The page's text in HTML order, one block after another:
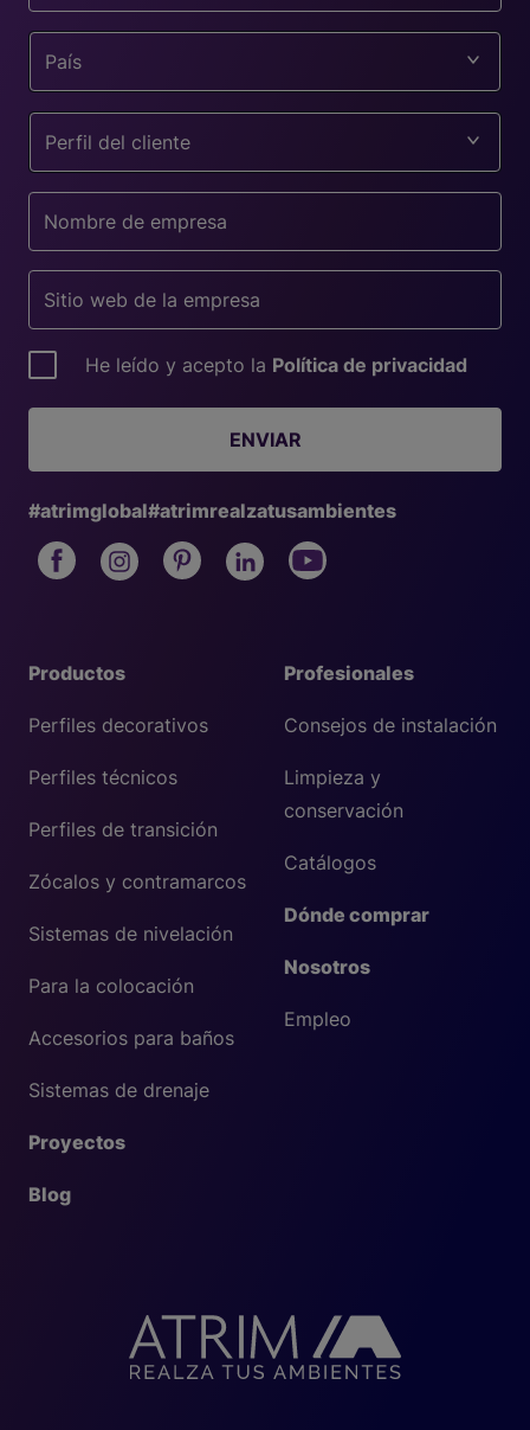
Profesionales
Consejos de instalación
Limpieza y
conservación
Catálogos
Dónde comprar
Nosotros
Empleo
Productos
Perfiles decorativos
Perfiles técnicos
Perfiles de transición
Zócalos y contramarcos
Sistemas de nivelación
Para la colocación
Accesorios para baños
Sistemas de drenaje
Proyectos
Blog
País
Perfil del cliente
He leído y acepto la Política de privacidad
ENVIAR
#atrimglobal#atrimrealzatusambientes